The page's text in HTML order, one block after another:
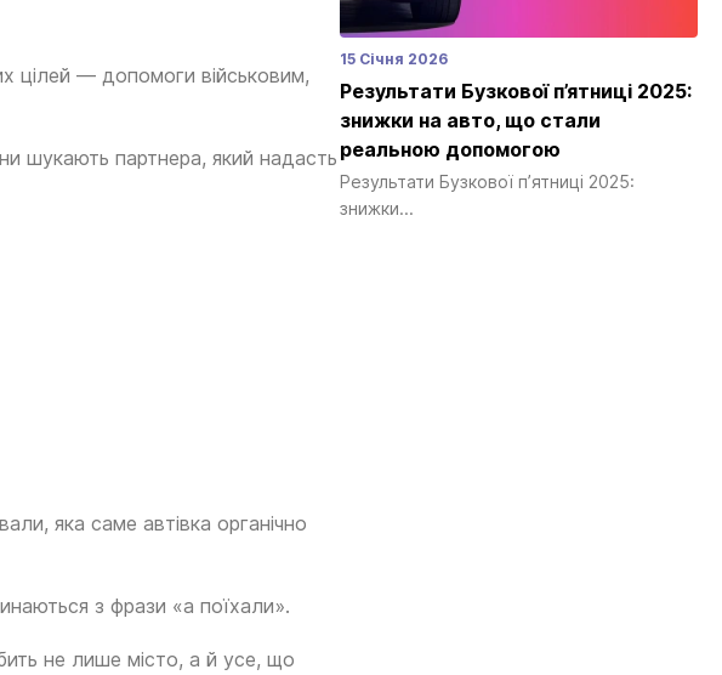
цілей — допомоги військовим,
шукають партнера, який надасть
яка саме автівка органічно
з фрази «а поїхали».
не лише місто, а й усе, що
15 Січня 2026
Результати Бузкової п’ятниці 2025:
знижки на авто, що стали
реальною допомогою
Результати Бузкової п’ятниці 2025:
знижки...